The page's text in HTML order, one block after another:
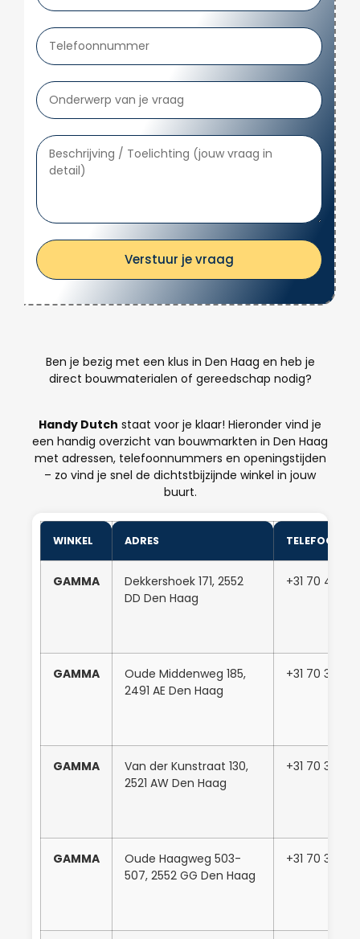
Verstuur je vraag
Ben je bezig met een klus in Den Haag en heb je
direct bouwmaterialen of gereedschap nodig?
Handy Dutch staat voor je klaar! Hieronder vind je
een handig overzicht van bouwmarkten in Den Haag
met adressen, telefoonnummers en openingstijden
– zo vind je snel de dichtstbijzijnde winkel in jouw
buurt.
WINKEL ADRES
GAMMA
Dekkershoek 171, 2552
DD Den Haag
+31 70 440
GAMMA
Oude Middenweg 185,
2491 AE Den Haag
+31 70 301
GAMMA
Van der Kunstraat 130,
2521 AW Den Haag
+31 70 388
GAMMA
Oude Haagweg 503-
507, 2552 GG Den Haag
+31 70 325